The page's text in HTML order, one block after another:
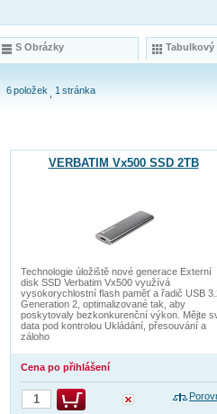
S Obrázky Tabulkový
6položek 1 stránka
VERBATIM Vx500 SSD 2TB
Technologie úložiště nové generace Externí
disk SSD Verbatim Vx500 využívá
vysokorychlostní flash paměť a řadič USB
Generation 2, optimalizované tak, aby
poskytovaly bezkonkurenční výkon. Mějte
data pod kontrolou Ukládání, přesouvání a
záloho
Cena po přihlášení